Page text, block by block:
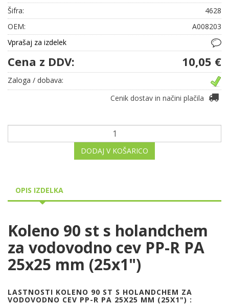
Šifra:
4628
OEM:
A008203
Vprašaj za izdelek
Cena z DDV: 10,05 €
Zaloga / dobava:
Cenik dostav in načini plačila
DODAJ V KOŠARICO
OPIS IZDELKA
Koleno 90 st s holandchem
za vodovodno cev PP-R PA
25x25 mm (25x1")
LASTNOSTI KOLENO 90 ST S HOLANDCHEM ZA
VODOVODNO CEV PP-R PA 25X25 MM (25X1") :